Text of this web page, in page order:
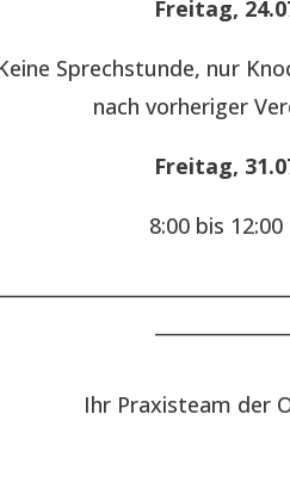
Freitag,
Sprechstunde, nur
nach vorheriger
Freitag,
8:00 bis
Ihr Praxisteam der